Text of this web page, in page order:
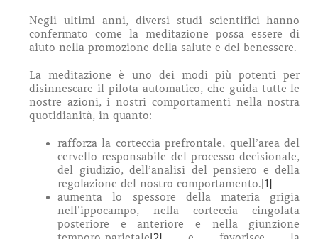
Negli ultimi anni, diversi studi scientifici hanno
confermato come la meditazione possa essere di
aiuto nella promozione della salute e del benessere.
La meditazione è uno dei modi più potenti per
disinnescare il pilota automatico, che guida tutte le
nostre azioni, i nostri comportamenti nella nostra
quotidianità, in quanto:
rafforza la corteccia prefrontale, quell’area del
cervello responsabile del processo decisionale,
del giudizio, dell’analisi del pensiero e della
regolazione del nostro comportamento.[1]
aumenta lo spessore della materia grigia
nell’ippocampo, nella corteccia cingolata
posteriore e anteriore e nella giunzione